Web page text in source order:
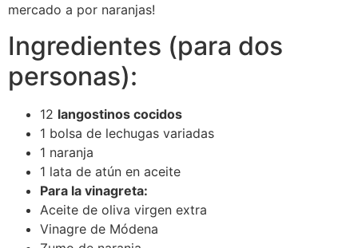
mercado a por naranjas!
Ingredientes (para dos
personas):
12 langostinos cocidos
1 bolsa de lechugas variadas
1 naranja
1 lata de atún en aceite
Para la vinagreta:
Aceite de oliva virgen extra
Vinagre de Módena